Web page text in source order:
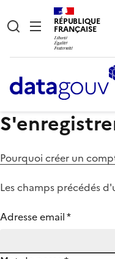
RÉPUBLIQUE
FRANÇAISE
Pourquoi créer un
Les champs précédés
Adresse email*